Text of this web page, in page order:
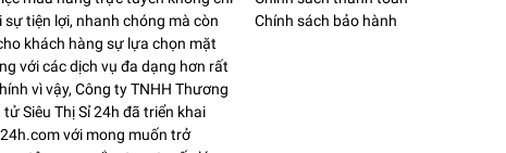
hoặc ẩm ướt.
sự tiện lợi, nhanh chóng mà còn
khách hàng sự lựa chọn mặt
với các dịch vụ đa dạng hơn rất
vì vậy, Công ty TNHH Thương
tử Siêu Thị Sỉ 24h đã triển khai
với mong muốn trở
Chính sách bảo hành